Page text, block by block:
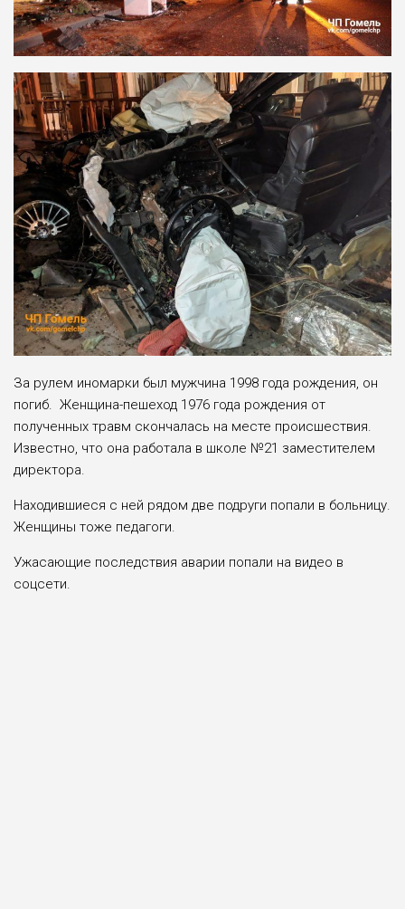
За рулем иномарки был мужчина 1998 года рождения, он
погиб. Женщина-пешеход 1976 года рождения от
полученных травм скончалась на месте происшествия.
Известно, что она работала в школе №21 заместителем
директора.
Находившиеся с ней рядом две подруги попали в больницу.
Женщины тоже педагоги.
Ужасающие последствия аварии попали на видео в
соцсети.